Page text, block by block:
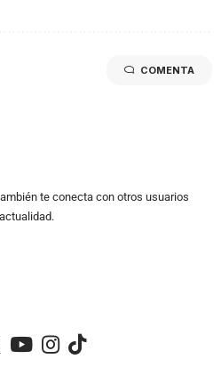
COMENTA
te conecta con otros usuarios